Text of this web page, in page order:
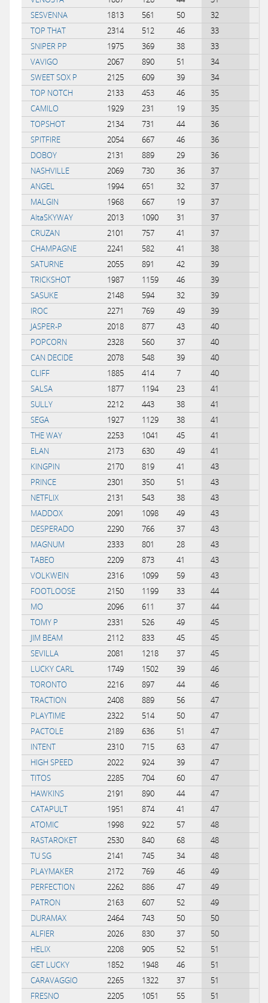
SESVENNA
1813 561 50 32
TOP THAT
2314 512 46 33
SNIPER PP
1975 369 38 33
VAVIGO
2067 890 51 34
SWEET SOX P
2125 609 39 34
TOP NOTCH
2133 453 46 35
CAMILO
1929 231 19 35
TOPSHOT
2134 731 44 36
SPITFIRE
2054 667 46 36
DOBOY
2131 889 29 36
NASHVILLE
2069 730 36 37
ANGEL
1994 651 32 37
MALGIN
1968 667 19 37
AltaSKYWAY
2013 1090 31 37
CRUZAN
2101 757 41 37
CHAMPAGNE
2241 582 41 38
SATURNE
2055 891 42 39
TRICKSHOT
1987 1159 46 39
SASUKE
2148 594 32 39
IROC
2271 769 49 39
JASPER-P
2018 877 43 40
POPCORN
2328 560 37 40
CAN DECIDE
2078 548 39 40
CLIFF
1885 414 7 40
SALSA
1877 1194 23 41
SULLY
2212 443 38 41
SEGA
1927 1129 38 41
THE WAY
2253 1041 45 41
ELAN
2173 630 49 41
KINGPIN
2170 819 41 43
PRINCE
2301 350 51 43
NETFLIX
2131 543 38 43
MADDOX
2091 1098 49 43
DESPERADO
2290 766 37 43
MAGNUM
2333 801 28 43
TABEO
2209 873 41 43
VOLKWEIN
2316 1099 59 43
FOOTLOOSE
2150 1199 33 44
MO
2096 611 37 44
TOMY P
2331 526 49 45
JIM BEAM
2112 833 45 45
SEVILLA
2081 1218 37 45
LUCKY CARL
1749 1502 39 46
TORONTO
2216 897 44 46
TRACTION
2408 889 56 47
PLAYTIME
2322 514 50 47
PACTOLE
2189 636 51 47
INTENT
2310 715 63 47
HIGH SPEED
2022 924 39 47
TITOS
2285 704 60 47
HAWKINS
2191 890 44 47
CATAPULT
1951 874 41 47
ATOMIC
1998 922 57 48
RASTAROKET
2530 840 68 48
TU SG
2141 745 34 48
PLAYMAKER
2172 769 46 49
PERFECTION
2262 886 47 49
PATRON
2163 607 52 49
DURAMAX
2464 743 50 50
ALFIER
2026 830 37 50
HELIX
2208 905 52 51
GET LUCKY
1852 1948 46 51
CARAVAGGIO
2265 1322 37 51
FRESNO
2205 1051 55 51